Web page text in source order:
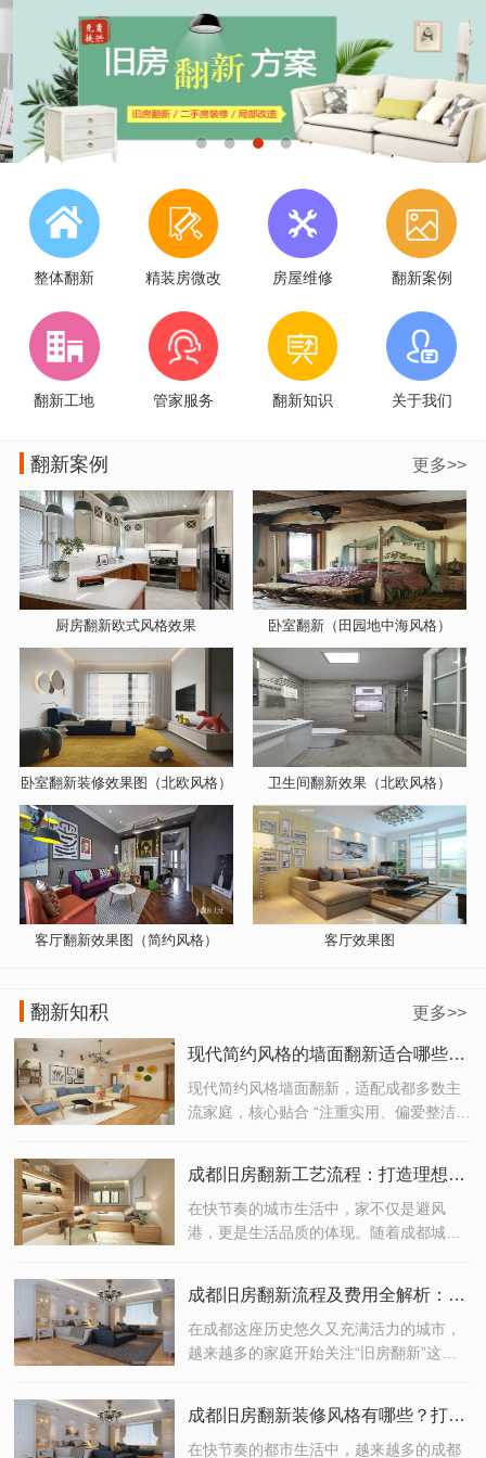
整体翻新 精装房微改 房屋维修 翻新案例
翻新工地 管家服务 翻新知识 关于我们
翻新案例 更多>>
厨房翻新欧式风格效果 卧室翻新（田园地中海风格）
卧室翻新装修效果图（北欧风格） 卫生间翻新效果（北欧风格）
客厅翻新效果图（简约风格） 客厅效果图
翻新知积 更多>>
现代简约风格的墙面翻新适合哪些成都家庭？
现代简约风格墙面翻新，适配成都多数主
流家庭，核心贴合 “注重实用、偏爱整洁、
成都旧房翻新工艺流程：打造理想家居的完美之选
在快节奏的城市生活中，家不仅是避风
港，更是生活品质的体现。随着成都城市
行翻新改造，那么了解一套科学、高效的
成都旧房翻新工艺流程，将是开启理想生
活的重要一步。
成都旧房翻新流程及费用全解析：打造理想家居的高效指南
在成都这座历史悠久又充满活力的城市，
越来越多的家庭开始关注“旧房翻新”这一
成为现代家庭改善居住环境的重要选择。
但你是否清楚成都旧房翻新的完整流程？
成都旧房翻新装修风格有哪些？打造你的理想生活空间！
在快节奏的都市生活中，越来越多的成都